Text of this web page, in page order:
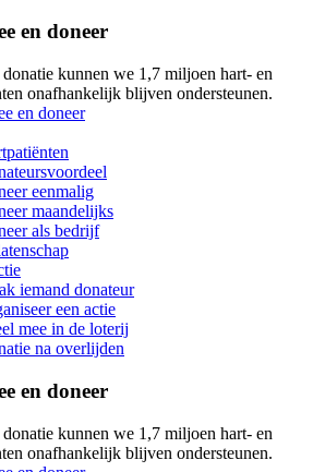
en doneer
kunnen we 1,7 miljoen hart- en
onafhankelijk blijven ondersteunen.
en doneer
eenmalig
maandelijks
als bedrijf
iemand donateur
een actie
mee in de loterij
na overlijden
en doneer
kunnen we 1,7 miljoen hart- en
onafhankelijk blijven ondersteunen.